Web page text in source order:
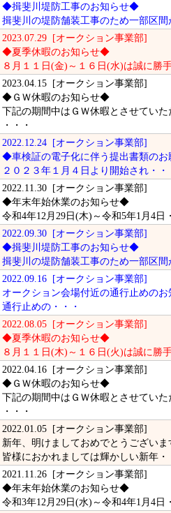
◆揖斐川堤防工事のお知らせ◆
揖斐川の堤防舗装工事のため一部区間
2023.07.29 [オークション事業部]
◆夏季休暇のお知らせ◆
８月１１日(金)～１６日(水)は誠に勝
2023.04.15 [オークション事業部]
◆ＧＷ休暇のお知らせ◆
下記の期間中はＧＷ休暇とさせていた
・・・
2022.12.24 [オークション事業部]
◆車検証の電子化に伴う提出書類の
２０２３年１月４日より開始され・・
2022.11.30 [オークション事業部]
◆年末年始休業のお知らせ◆
令和4年12月29日(木)～令和5年1月4日
2022.09.30 [オークション事業部]
◆揖斐川堤防工事のお知らせ◆
揖斐川の堤防舗装工事のため一部区間
2022.09.16 [オークション事業部]
オークション会場付近の通行止めのお
通行止めの・・・
2022.08.05 [オークション事業部]
◆夏季休暇のお知らせ◆
８月１１日(木)～１６日(火)は誠に勝
2022.04.16 [オークション事業部]
◆ＧＷ休暇のお知らせ◆
下記の期間中はＧＷ休暇とさせていた
・・・
2022.01.05 [オークション事業部]
新年、明けましておめでとうございま
皆様におかれましては輝かしい新年・
2021.11.26 [オークション事業部]
◆年末年始休業のお知らせ◆
令和3年12月29日(水)～令和4年1月4日